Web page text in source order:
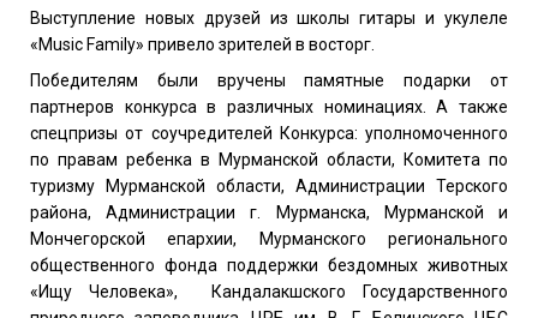
Выступление новых друзей из школы гитары и укулеле
«Music Family» привело зрителей в восторг.
Победителям были вручены памятные подарки от
партнеров конкурса в различных номинациях. А также
спецпризы от соучредителей Конкурса: уполномоченного
по правам ребенка в Мурманской области, Комитета по
туризму Мурманской области, Администрации Терского
района, Администрации г. Мурманска, Мурманской и
Мончегорской епархии, Мурманского регионального
общественного фонда поддержки бездомных животных
«Ищу Человека», Кандалакшского Государственного